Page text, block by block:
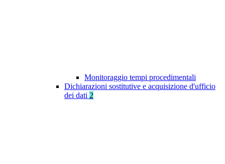
Monitoraggio tempi procedimentali
Dichiarazioni sostitutive e acquisizione d'ufficio
dei dati 2